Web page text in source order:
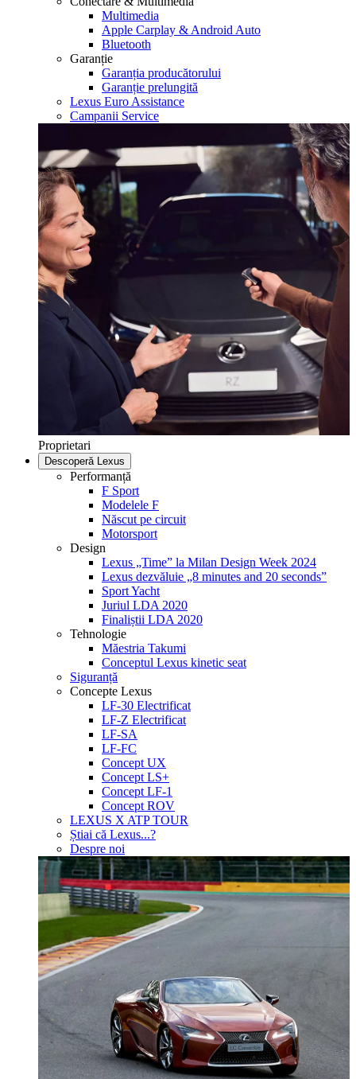
Multimedia
Apple Carplay & Android Auto
Bluetooth
Garanție
Garanția producătorului
Garanție prelungită
Lexus Euro Assistance
Campanii Service
Proprietari
Descoperă Lexus
Performanță
F Sport
Modelele F
Născut pe circuit
Motorsport
Design
Lexus „Time” la Milan Design Week 2024
Lexus dezvăluie „8 minutes and 20 seconds”
Sport Yacht
Juriul LDA 2020
Finaliștii LDA 2020
Tehnologie
Măestria Takumi
Conceptul Lexus kinetic seat
Siguranță
Concepte Lexus
LF-30 Electrificat
LF-Z Electrificat
LF-SA
LF-FC
Concept UX
Concept LS+
Concept LF-1
Concept ROV
LEXUS X ATP TOUR
Știai că Lexus...?
Despre noi